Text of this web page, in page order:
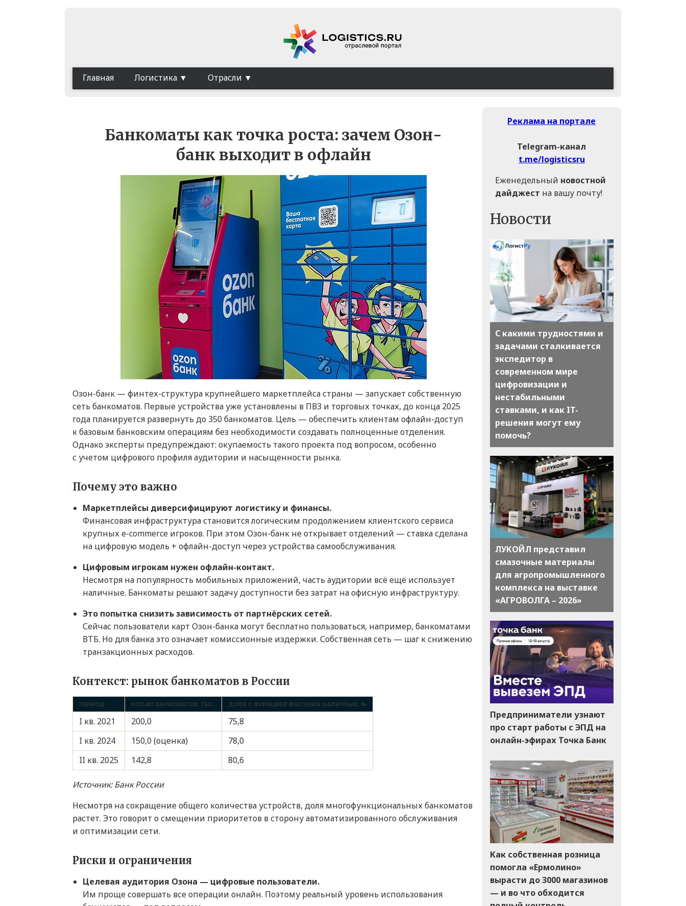
Главная Логистика Отрасли
Банкоматы как точка роста: зачем Озон-
банк выходит в офлайн
Озон-банк — финтех-структура крупнейшего маркетплейса страны — запускает собственную
сеть банкоматов. Первые устройства уже установлены в ПВЗ и торговых точках, до конца 2025
года планируется развернуть до 350 банкоматов. Цель — обеспечить клиентам офлайн-доступ
к базовым банковским операциям без необходимости создавать полноценные отделения.
Однако эксперты предупреждают: окупаемость такого проекта под вопросом, особенно
с учетом цифрового профиля аудитории и насыщенности рынка.
Почему это важно
Маркетплейсы диверсифицируют логистику и финансы.
Финансовая инфраструктура становится логическим продолжением клиентского сервиса
крупных e-commerce игроков. При этом Озон-банк не открывает отделений — ставка сделана
на цифровую модель + офлайн-доступ через устройства самообслуживания.
Цифровым игрокам нужен офлайн-контакт.
Несмотря на популярность мобильных приложений, часть аудитории всё ещё использует
наличные. Банкоматы решают задачу доступности без затрат на офисную инфраструктуру.
Это попытка снизить зависимость от партнёрских сетей.
Сейчас пользователи карт Озон-банка могут бесплатно пользоваться, например, банкоматами
ВТБ. Но для банка это означает комиссионные издержки. Собственная сеть — шаг к снижению
транзакционных расходов.
Контекст: рынок банкоматов в России
ПЕРИОД КОЛ-ВО БАНКОМАТОВ, ТЫС. ДОЛЯ С ФУНКЦИЕЙ ВНЕСЕНИЯ НАЛИЧНЫХ, %
I кв. 2021 200,0
75,8
I кв. 2024
150,0 (оценка)
78,0
II кв. 2025
142,8 80,6
Источник: Банк России
Несмотря на сокращение общего количества устройств, доля многофункциональных банкоматов
растет. Это говорит о смещении приоритетов в сторону автоматизированного обслуживания
и оптимизации сети.
Риски и ограничения
Целевая аудитория Озона — цифровые пользователи.
Им проще совершать все операции онлайн. Поэтому реальный уровень использования
Реклама на портале
Telegram-канал
t.me/logisticsru
Еженедельный новостной
дайджест на вашу почту!
Новости
С какими трудностями и
задачами сталкивается
экспедитор в
современном мире
цифровизации и
нестабильными
ставками, и как IT-
решения могут ему
помочь?
ЛУКОЙЛ представил
смазочные материалы
для агропромышленного
комплекса на выставке
«АГРОВОЛГА – 2026»
Предприниматели узнают
про старт работы с ЭПД на
онлайн-эфирах Точка Банк
Как собственная розница
помогла «Ермолино»
вырасти до 3000 магазинов
— и во что обходится